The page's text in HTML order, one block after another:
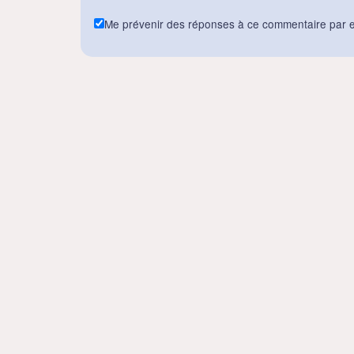
Me prévenir des réponses à ce commentaire par